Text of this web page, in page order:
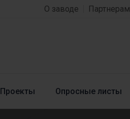
О заводе Партнерам
Проекты Опросные листы